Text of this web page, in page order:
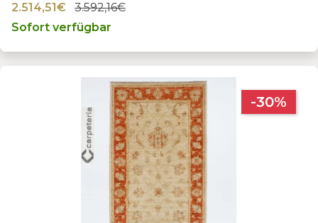
2.514,51€
3.592,16€
Sofort verfügbar
-30%